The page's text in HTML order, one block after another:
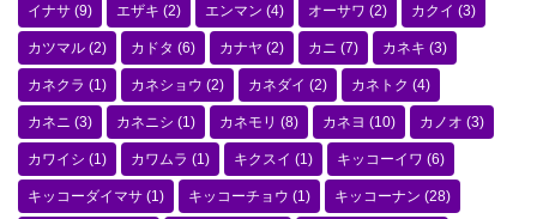
イナサ (9) エザキ (2) エンマン (4) オーサワ (2) カクイ (3)
カツマル (2) カドタ (6) カナヤ (2) カニ (7) カネキ (3)
カネクラ (1) カネショウ (2) カネダイ (2) カネトク (4)
カネニ (3) カネニシ (1) カネモリ (8) カネヨ (10) カノオ (3)
カワイシ (1) カワムラ (1) キクスイ (1) キッコーイワ (6)
キッコーダイマサ (1) キッコーチョウ (1) キッコーナン (28)